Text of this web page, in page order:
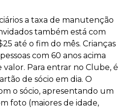
a taxa de manutenção
também está com
até o fim do mês. Crianças
com 60 anos acima
valor. Para entrar no Clube, é
de sócio em dia. O
o sócio, apresentando um
foto (maiores de idade,